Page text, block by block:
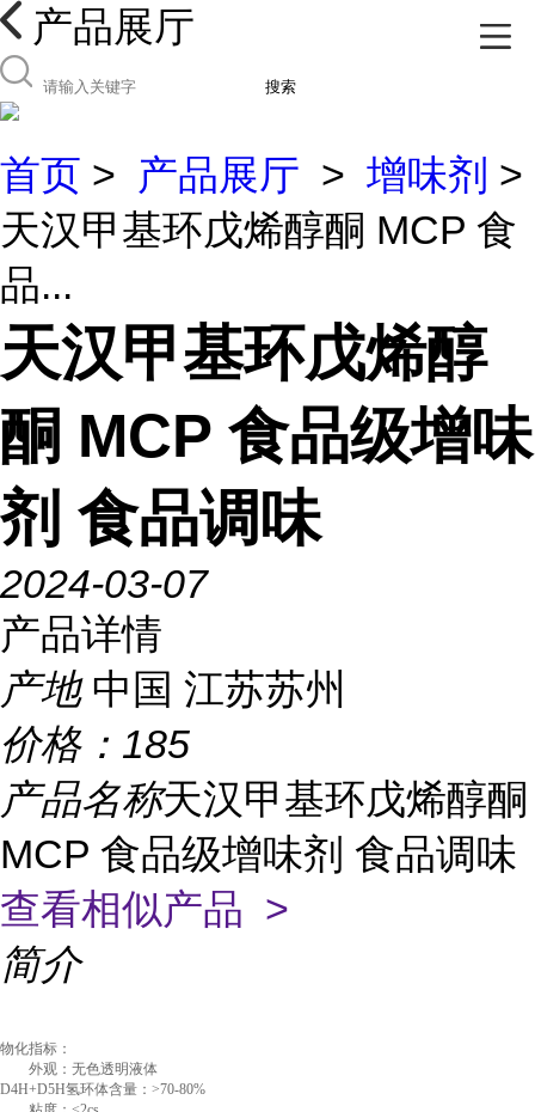
产品展厅
搜索
首页 > 产品展厅 > 增味剂 >
天汉甲基环戊烯醇酮 MCP 食
品...
天汉甲基环戊烯醇
酮 MCP 食品级增味
剂 食品调味
2024-03-07
产品详情
产地 中国 江苏苏州
价格： 185
产品名称天汉甲基环戊烯醇酮
MCP 食品级增味剂 食品调味
查看相似产品 >
简介
物化指标：
外观：无色透明液体
D4H+D5H氢环体含量：>70-80%